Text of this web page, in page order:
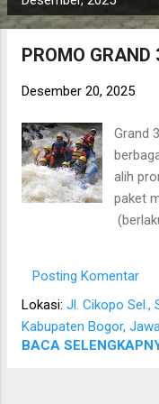
s
PROMO GRAND
Desember 20, 2025
Grand
alih
paket
Resort:
orang):
Posting Komentar
Lokasi: Jl. Cikopo Sel.,
Kabupaten Bogor,
BACA